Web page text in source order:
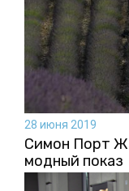
28 июня 2019
Симон Порт
модный показ